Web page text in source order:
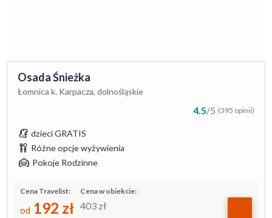
Osada Śnieżka
Łomnica k. Karpacza, dolnośląskie
4.5/5 (395 opinii)
dzieci GRATIS
Różne opcje wyżywienia
Pokoje Rodzinne
Cena w obiekcie:
403 zł
Cena Travelist:
od 192 zł